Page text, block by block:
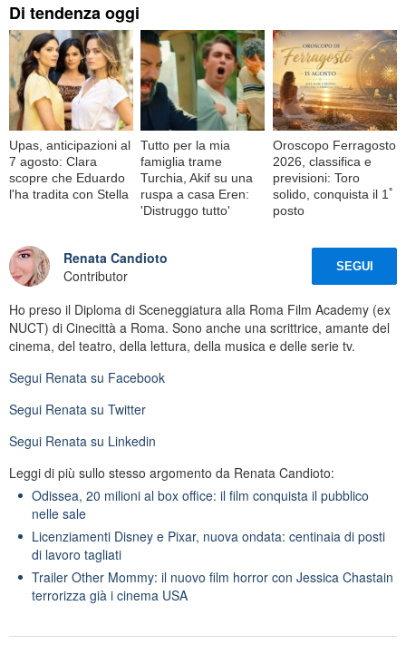
Di tendenza oggi
Upas, anticipazioni al
7 agosto: Clara
scopre che Eduardo
l'ha tradita con Stella
Tutto per la mia
famiglia trame
Turchia, Akif su una
ruspa a casa Eren:
'Distruggo tutto'
Oroscopo Ferragosto
2026, classifica e
previsioni: Toro
solido, conquista il 1ﾟ
posto
Renata Candioto
Contributor
SEGUI
Ho preso il Diploma di Sceneggiatura alla Roma Film Academy (ex
NUCT) di Cinecittà a Roma. Sono anche una scrittrice, amante del
cinema, del teatro, della lettura, della musica e delle serie tv.
Segui Renata su Facebook
Segui Renata su Twitter
Segui Renata su Linkedin
Leggi di più sullo stesso argomento da Renata Candioto:
Odissea, 20 milioni al box office: il film conquista il pubblico
nelle sale
Licenziamenti Disney e Pixar, nuova ondata: centinaia di posti
di lavoro tagliati
Trailer Other Mommy: il nuovo film horror con Jessica Chastain
terrorizza già i cinema USA